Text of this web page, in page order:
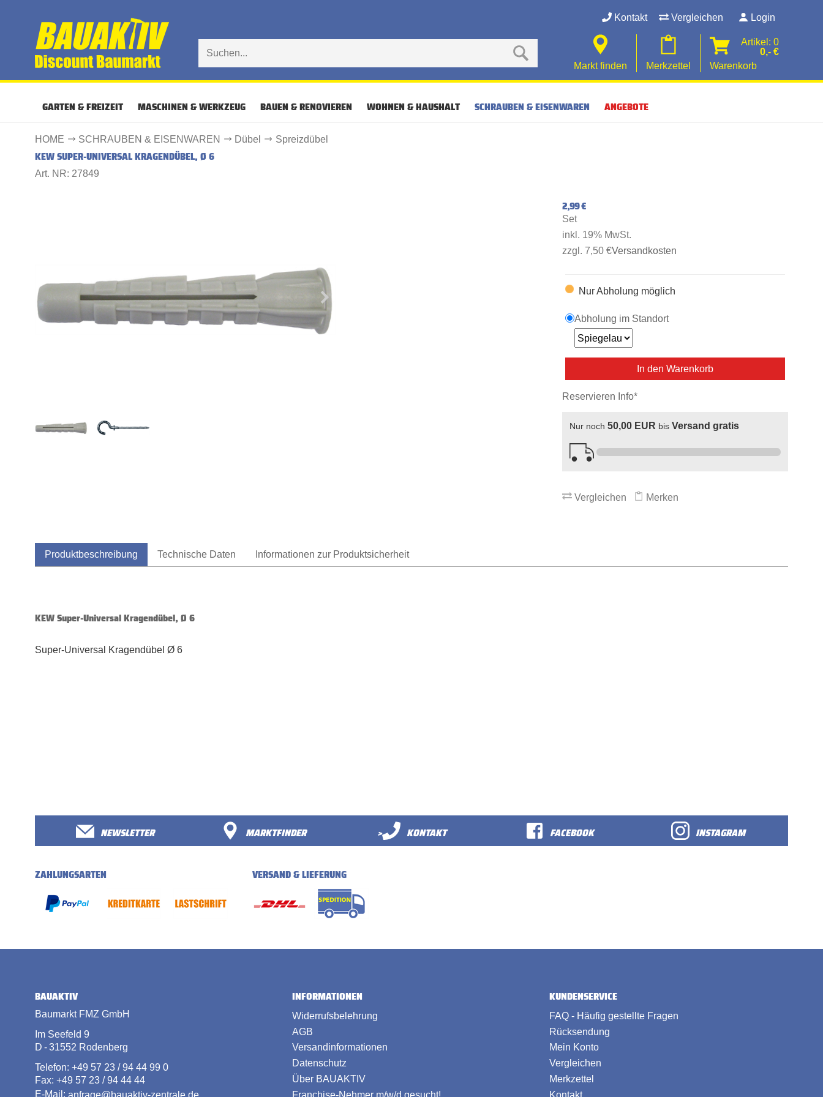
Kontakt Vergleichen Login
Markt finden Merkzettel
Artikel: 0
0,- €
Warenkorb
GARTEN & FREIZEIT MASCHINEN & WERKZEUG BAUEN & RENOVIEREN WOHNEN & HAUSHALT SCHRAUBEN & EISENWAREN ANGEBOTE
HOME SCHRAUBEN & EISENWAREN Dübel Spreizdübel
KEW SUPER-UNIVERSAL KRAGENDÜBEL, Ø 6
Art. NR: 27849
2,99 €
Set
inkl. 19% MwSt.
zzgl. 7,50 €Versandkosten
Nur Abholung möglich
Abholung im Standort
In den Warenkorb
Reservieren Info*
Nur noch 50,00 EUR bis Versand gratis
Vergleichen Merken
Produktbeschreibung Technische Daten Informationen zur Produktsicherheit
KEW Super-Universal Kragendübel, Ø 6
Super-Universal Kragendübel Ø 6
NEWSLETTER MARKTFINDER > KONTAKT FACEBOOK INSTAGRAM
ZAHLUNGSARTEN VERSAND & LIEFERUNG
BAUAKTIV
Baumarkt FMZ GmbH
Im Seefeld 9
D - 31552 Rodenberg
Telefon: +49 57 23 / 94 44 99 0
Fax: +49 57 23 / 94 44 44
E-Mail: anfrage@bauaktiv-zentrale.de
INFORMATIONEN
Widerrufsbelehrung
AGB
Versandinformationen
Datenschutz
Über BAUAKTIV
Franchise-Nehmer m/w/d gesucht!
KUNDENSERVICE
FAQ - Häufig gestellte Fragen
Rücksendung
Mein Konto
Vergleichen
Merkzettel
Kontakt